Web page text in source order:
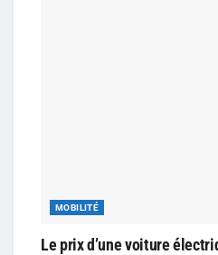
MOBILITÉ
Le prix d’une voiture